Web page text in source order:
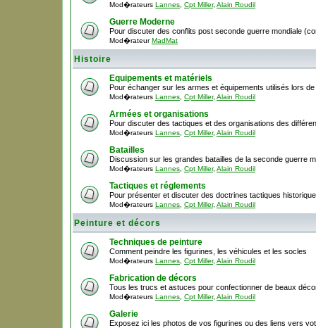
Mod�rateurs Lannes Cpt Miller, Alain Roudil
Guerre Moderne
Pour discuter des conflits post seconde guerre mondiale
Mod�rateurMadMat
Histoire
Equipements et matériels
Pour échanger sur les armes et équipements utilisés lors
Mod�rateurs Lannes Cpt Miller, Alain Roudil
Armées et organisations
Pour discuter des tactiques et des organisations des
Mod�rateurs Lannes Cpt Miller, Alain Roudil
Batailles
Discussion sur les grandes batailles de la seconde guerre
Mod�rateurs Lannes Cpt Miller, Alain Roudil
Tactiques et réglements
Pour présenter et discuter des doctrines tactiques
Mod�rateurs Lannes Cpt Miller, Alain Roudil
Peinture et décors
Techniques de peinture
Comment peindre les figurines, les véhicules et les socles
Mod�rateurs Lannes Cpt Miller, Alain Roudil
Fabrication de décors
Tous les trucs et astuces pour confectionner de beaux
Mod�rateurs Lannes Cpt Miller, Alain Roudil
Galerie
Exposez ici les photos de vos figurines ou des liens vers